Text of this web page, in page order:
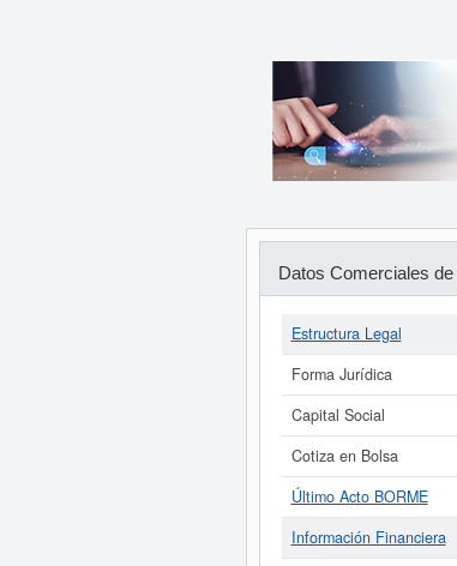
Datos Comerciales de
Estructura Legal
Forma Jurídica
Capital Social
Cotiza en Bolsa
Último Acto BORME
Información Financiera